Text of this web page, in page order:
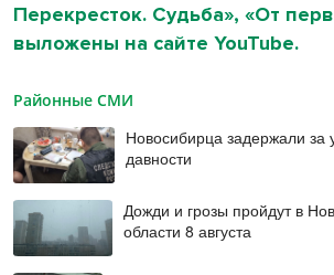
Перекресток. Судьба», «От
выложены на сайте YouTube.
Районные СМИ
Новосибирца задержали за
давности
Дожди и грозы пройдут в
области 8 августа